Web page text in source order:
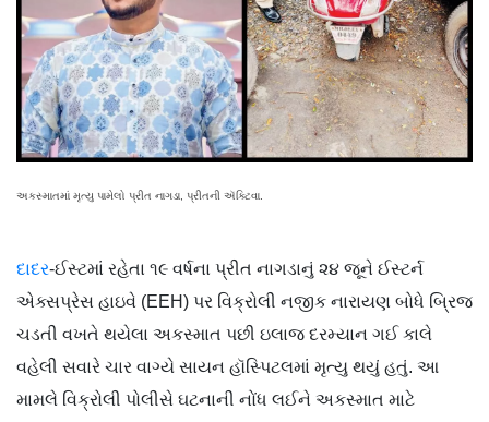
અકસ્માતમાં મૃત્યુ પામેલો પ્રીત નાગડા, પ્રીતની ઍ​ક્ટિવા.
દાદર-ઈસ્ટમાં રહેતા ૧૯ વર્ષના પ્રીત નાગડાનું ૨૪ જૂને ઈસ્ટર્ન
એક્સપ્રેસ હાઇવે (EEH) પર વિક્રોલી નજીક નારાયણ બોધે બ્રિજ
ચડતી વખતે થયેલા અકસ્માત પછી ઇલાજ દરમ્યાન ગઈ કાલે
વહેલી સવારે ચાર વાગ્યે સાયન હૉસ્પિટલમાં મૃત્યુ થયું હતું. આ
મામલે વિક્રોલી પોલીસે ઘટનાની નોંધ લઈને અકસ્માત માટે